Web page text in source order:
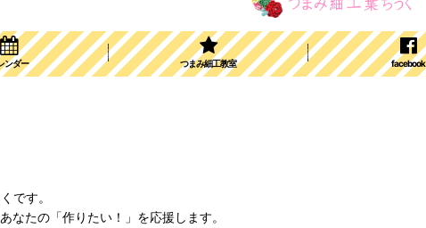
ンダー つまみ細工教室 facebook
です。
なたの「作りたい！」を応援します。